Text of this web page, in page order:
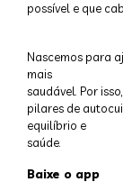
possível e que
Nascemos para
mais
saudável. Por
pilares de
equilíbrio e
saúde.
Baixe o app